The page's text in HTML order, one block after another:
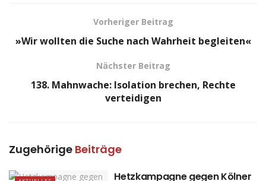
Vorheriger Beitrag
»Wir wollten die Suche nach Wahrheit begleiten«
Nächster Beitrag
138. Mahnwache: Isolation brechen, Rechte
verteidigen
Zugehörige Beiträge
Hetzkampagne gegen Kölner